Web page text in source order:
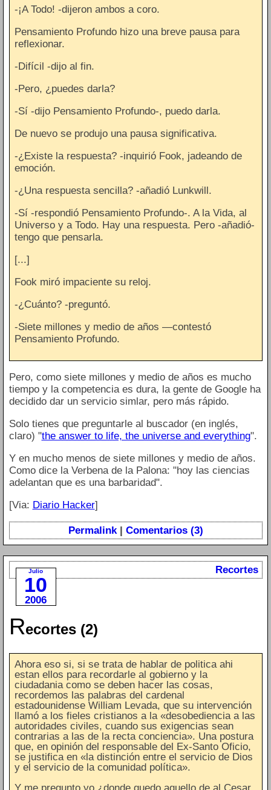
-¡A Todo! -dijeron ambos a coro.
Pensamiento Profundo hizo una breve pausa para
reflexionar.
-Difícil -dijo al fin.
-Pero, ¿puedes darla?
-Sí -dijo Pensamiento Profundo-, puedo darla.
De nuevo se produjo una pausa significativa.
-¿Existe la respuesta? -inquirió Fook, jadeando de
emoción.
-¿Una respuesta sencilla? -añadió Lunkwill.
-Sí -respondió Pensamiento Profundo-. A la Vida, al
Universo y a Todo. Hay una respuesta. Pero -añadió-
tengo que pensarla.
[...]
Fook miró impaciente su reloj.
-¿Cuánto? -preguntó.
-Siete millones y medio de años —contestó
Pensamiento Profundo.
Pero, como siete millones y medio de años es mucho
tiempo y la competencia es dura, la gente de Google ha
decidido dar un servicio simlar, pero más rápido.
Solo tienes que preguntarle al buscador (en inglés,
claro) "the answer to life, the universe and everything".
Y en mucho menos de siete millones y medio de años.
Como dice la Verbena de la Palona: "hoy las ciencias
adelantan que es una barbaridad".
[Via: Diario Hacker]
Permalink| Comentarios (3)
Julio
10
2006
Recortes
Recortes (2)
Ahora eso si, si se trata de hablar de politica ahi
estan ellos para recordarle al gobierno y la
ciudadania como se deben hacer las cosas,
recordemos las palabras del cardenal
estadounidense William Levada, que su intervención
llamó a los fieles cristianos a la «desobediencia a las
autoridades civiles, cuando sus exigencias sean
contrarias a las de la recta conciencia». Una postura
que, en opinión del responsable del Ex-Santo Oficio,
se justifica en «la distinción entre el servicio de Dios
y el servicio de la comunidad política».